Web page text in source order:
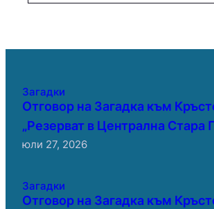
Загадки
Отговор на Загадка към
„Резерват в Централна Стара
юли 27, 2026
Загадки
Отговор на Загадка към